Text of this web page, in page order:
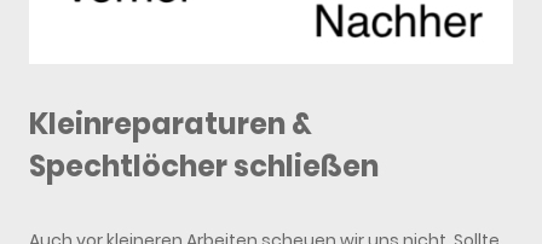
Kleinreparaturen &
Spechtlöcher schließen